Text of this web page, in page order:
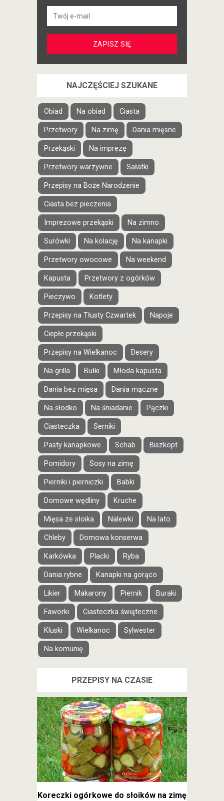
NAJCZĘŚCIEJ SZUKANE
Obiad Na obiad Ciasta
Przetwory Na zimę Dania mięsne
Przekąski Na imprezę
Przetwory warzywne Sałatki
Przepisy na Boże Narodzenie
Ciasta bez pieczenia
Imprezowe przekąski Na zimno
Surówki Na kolację Na kanapki
Przetwory owocowe Na weekend
Kapusta Przetwory z ogórków
Pieczywo Kotlety
Przepisy na Tłusty Czwartek Napoje
Ciepłe przekąski
Przepisy na Wielkanoc Desery
Na grilla Bułki Młoda kapusta
Dania bez mięsa Dania mączne
Na słodko Na śniadanie Pączki
Ciasteczka Serniki
Pasty kanapkowe Schab Biszkopt
Pomidory Sosy na zimę
Pierniki i pierniczki Babki
Domowe wędliny Kruche
Mięsa ze słoika Nalewki Na lato
Chleby Domowa konserwa
Karkówka Placki Ryba
Dania rybne Kanapki na gorąco
Likier Makarony Piernik Buraki
Faworki Ciasteczka świąteczne
Kluski Wielkanoc Sylwester
Na komunię
PRZEPISY NA CZASIE
Koreczki ogórkowe do słoików na zimę